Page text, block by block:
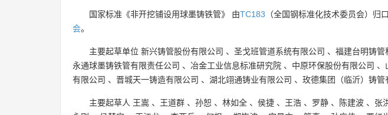
国家标准《非开挖铺设用球墨铸铁管》 由TC183 （全国钢标准化技术委员会）归口
会。
主要起草单位 新兴铸管股份有限公司 、 圣戈班管道系统有限公司 、 福建台明铸管
永通球墨铸铁管有限责任公司 、 冶金工业信息标准研究院 、 中原环保股份有限公司 、
有限公司 、 晋城天一铸造有限公司 、 湖北翊通铸业有限公司 、 玫德集团（临沂）铸管
主要起草人 王嵩 、 王道群 、 孙恕 、 林如全 、 侯捷 、 王浩 、 罗静 、 陈建波 、 张